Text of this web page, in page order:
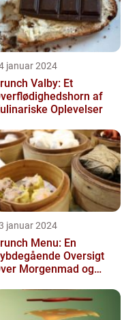
januar 2024
Valby: Et
af
Oplevelser
januar 2024
Menu: En
Oversigt
Morgenmad og